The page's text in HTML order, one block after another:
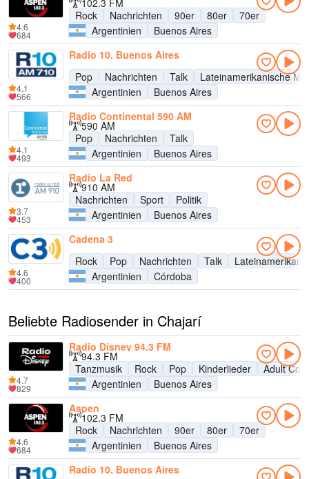
102.3 FM
Rock
Nachrichten 90er 80er
70er
Argentinien
Buenos Aires
4.6
684
Radio 10, Buenos Aires
Pop
Nachrichten Talk
Lateinamerikanische
Argentinien
Buenos Aires
4.1
566
Radio Continental 590 AM
590 AM
Pop
Nachrichten
Talk
Argentinien
Buenos Aires
4.1
493
Radio La Red
910 AM
Nachrichten
Sport
Politik
Argentinien
Buenos Aires
3.7
453
Cadena 3
Rock
Pop Nachrichten Talk
Argentinien
Córdoba
4.6
400
Beliebte Radiosender in Chajarí
Radio Disney 94.3 FM
94.3 FM
Tanzmusik
Rock Pop Kinderlieder
Adult
Argentinien
Buenos Aires
4.7
829
Aspen
102.3 FM
Rock
Nachrichten 90er 80er
70er
Argentinien
Buenos Aires
4.6
684
Radio 10, Buenos Aires